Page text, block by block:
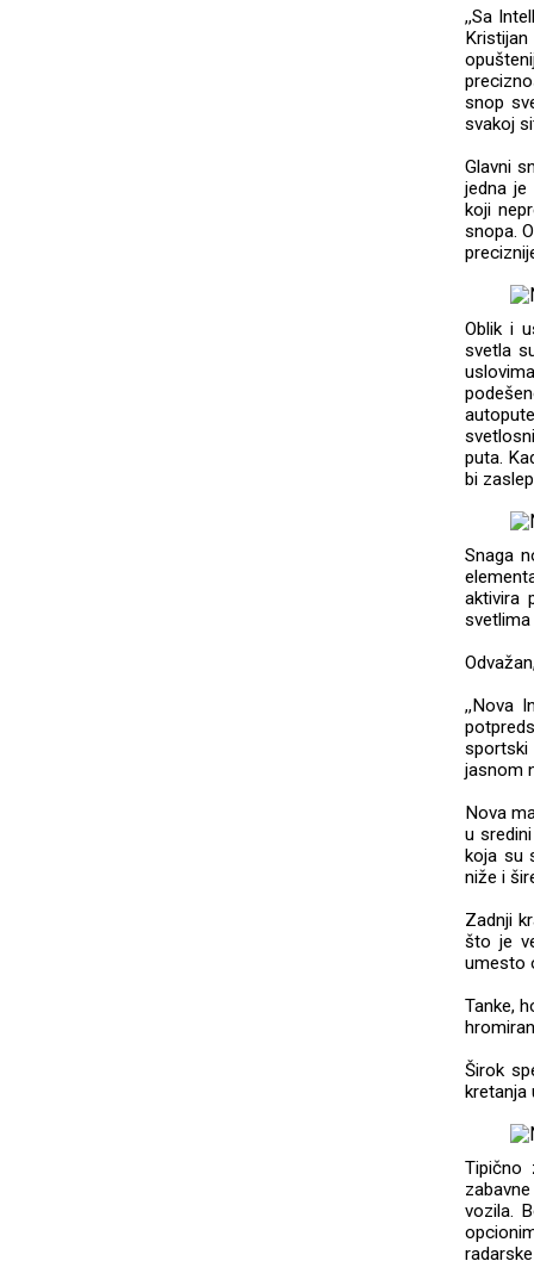
,,Sa
snop
svakoj
Glavni
jedna je
koji
snopa.
Oblik i
svetla
puta.
bi
Snaga
aktivira
,,Nova
jasnom
Nova
u
koja su
niže i
Zadnji
što je
umesto
Tanke,
Širok
kretanja
Tipično
vozila.